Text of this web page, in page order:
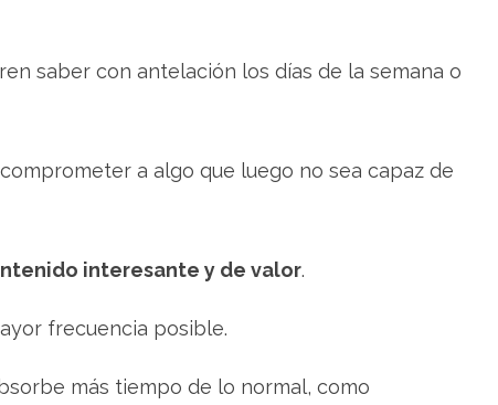
saber con antelación los días de la semana o
a algo que luego no sea capaz de
interesante y de valor.
frecuencia posible.
más tiempo de lo normal, como